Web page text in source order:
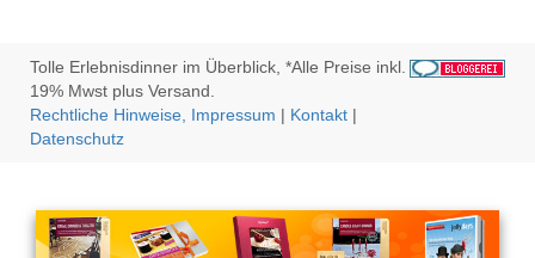
Tolle Erlebnisdinner im Überblick, *Alle Preise inkl.
19% Mwst plus Versand.
Rechtliche Hinweise, Impressum | Kontakt |
Datenschutz